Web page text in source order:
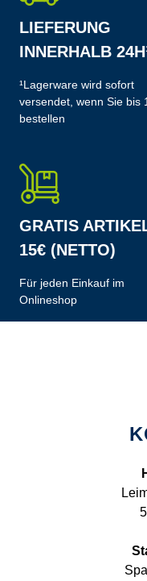
LIEFERUNG
INNERHALB
¹Lagerware wird sofort
versendet, wenn Sie bis
bestellen
GRATIS
15€ (NETTO)
Für jeden Einkauf im
Onlineshop